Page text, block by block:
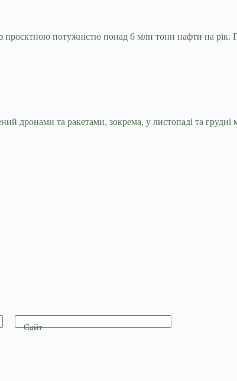
проєктною потужністю понад 6 млн тонн нафти на рік.
та ракетами, зокрема, у листопаді та грудні
Сайт